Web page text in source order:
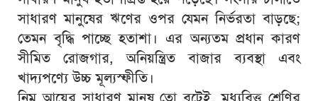
সাধারণ মানুষের ঋণের ওপর যেমন নির্ভরতা বাড়ছে;
তেমন বৃদ্ধি পাচ্ছে হতাশা। এর অন্যতম প্রধান কারণ
সীমিত রোজগার, অনিয়ন্ত্রিত বাজার ব্যবস্থা এবং
খাদ্যপণ্যে উচ্চ মূল্যস্ফীতি।